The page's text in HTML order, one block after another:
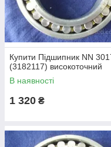
Купити Підшипник NN
(3182117) високоточний
В наявності
1 320 ₴